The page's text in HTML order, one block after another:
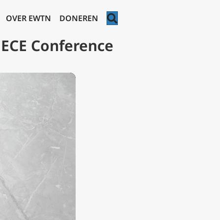
OVER EWTN DONEREN
Conference